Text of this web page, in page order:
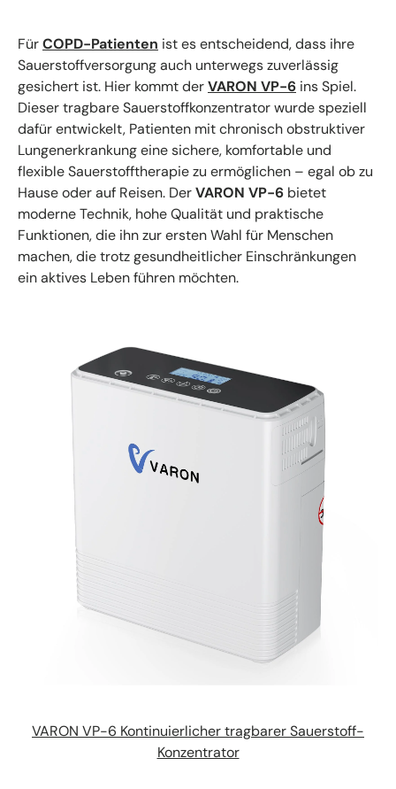
FürCOPD-Patienten ist es entscheidend, dass ihre
Sauerstoffversorgung auch unterwegs zuverlässig
gesichert ist. Hier kommt derVARON VP-6 ins Spiel.
Dieser tragbare Sauerstoffkonzentrator wurde speziell
dafür entwickelt, Patienten mit chronisch obstruktiver
Lungenerkrankung eine sichere, komfortable und
flexible Sauerstofftherapie zu ermöglichen – egal ob zu
Hause oder auf Reisen. DerVARON VP-6 bietet
moderne Technik, hohe Qualität und praktische
Funktionen, die ihn zur ersten Wahl für Menschen
machen, die trotz gesundheitlicher Einschränkungen
ein aktives Leben führen möchten.
VARON VP-6 Kontinuierlicher tragbarer Sauerstoff-
Konzentrator